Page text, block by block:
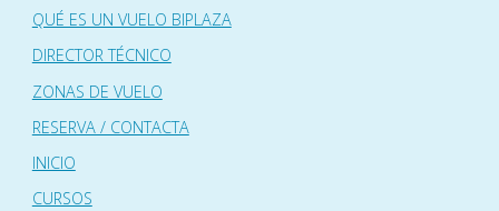
QUÉ ES UN VUELO BIPLAZA
DIRECTOR TÉCNICO
ZONAS DE VUELO
RESERVA / CONTACTA
INICIO
CURSOS